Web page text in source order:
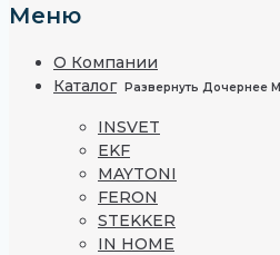
Меню
О Компании
Каталог Развернуть Дочернее
INSVET
EKF
MAYTONI
FERON
STEKKER
IN HOME